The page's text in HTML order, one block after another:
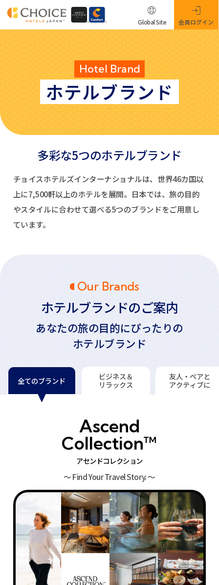
Hotel Brand
ホテルブランド
多彩な5つのホテルブランド
チョイスホテルズインターナショナルは、世界46カ国以
上に7,500軒以上のホテルを展開。 日本では、旅の目的
やスタイルに合わせて選べる5つのブランドをご用意し
ています。
Global Site 会員ログイン
ホテルブランドのご案内
あなたの旅の目的にぴったりの
ホテルブランド
Our Brands
全てのブランド
ビジネス＆
リラックス
友人・ペアと
アクティブに
Ascend
Collection™
アセンドコレクション
〜 Find Your Travel Story. 〜